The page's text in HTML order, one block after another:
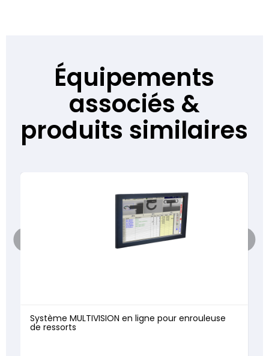
Équipements
associés &
produits similaires
Système MULTIVISION en ligne pour enrouleuse
de ressorts